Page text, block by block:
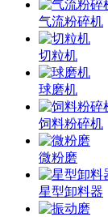
气流粉碎机
切粒机
球磨机
饲料粉碎机
微粉磨
星型卸料器